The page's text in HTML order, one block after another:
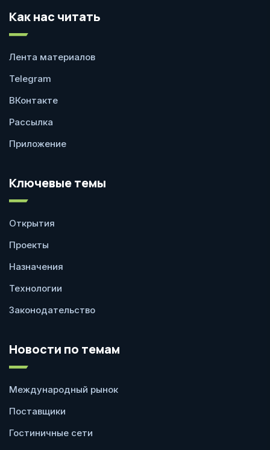
Как нас читать
Лента материалов
Telegram
ВКонтакте
Рассылка
Приложение
Ключевые темы
Открытия
Проекты
Назначения
Технологии
Законодательство
Новости по темам
Международный рынок
Поставщики
Гостиничные сети